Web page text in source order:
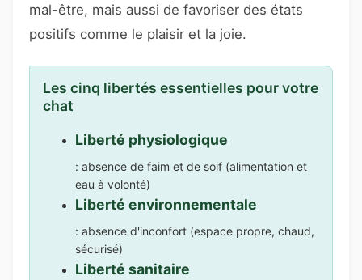
mal-être, mais aussi de favoriser des états
positifs comme le plaisir et la joie.
Les cinq libertés essentielles pour votre
chat
Liberté physiologique
: absence de faim et de soif (alimentation et
eau à volonté)
Liberté environnementale
: absence d'inconfort (espace propre, chaud,
sécurisé)
Liberté sanitaire